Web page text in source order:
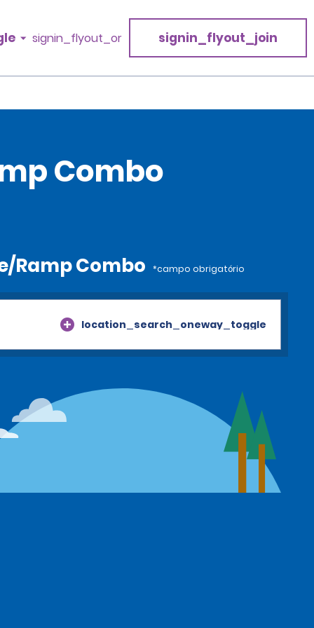
signin_flyout_or signin_flyout_join
Combo
Ramp Combo *campo obrigatório
location_search_oneway_toggle